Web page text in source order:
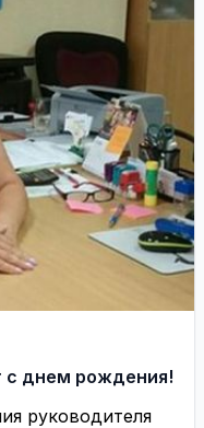
с днем рождения!
руководителя